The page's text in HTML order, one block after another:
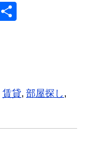
S
賃貸, 部屋探し,